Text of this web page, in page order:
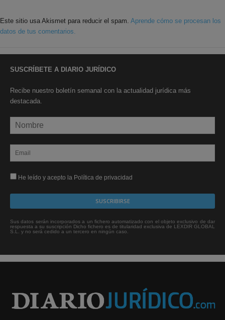
Este sitio usa Akismet para reducir el spam. Aprende cómo se procesan los
datos de tus comentarios.
SUSCRÍBETE A DIARIO JURÍDICO
Recibe nuestro boletín semanal con la actualidad jurídica más
destacada.
He leído y acepto la Política de privacidad
Sus datos serán incorporados a un fichero automatizado con el objeto exclusivo de dar
respuesta a su suscripción Dicho fichero es de titularidad exclusiva de LEXDIR GLOBAL
S.L. y no será cedido a un tercero en ningún caso.